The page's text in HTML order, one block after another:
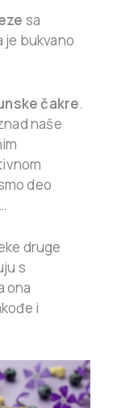
sa
je bukvano
čakre.
naše
deo
druge
s
ona
i